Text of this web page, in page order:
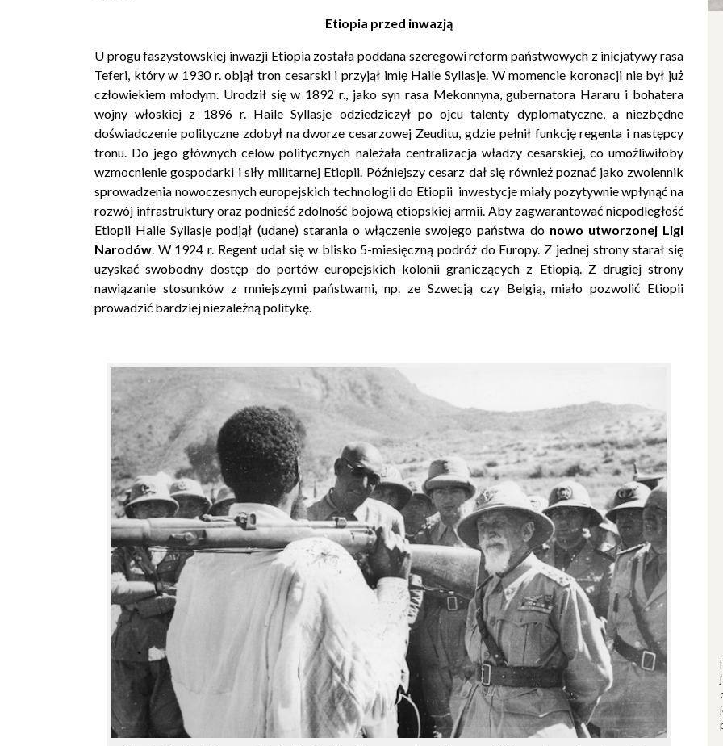
Etiopia przed inwazją
U progu faszystowskiej inwazji Etiopia została poddana szeregowi reform państwowych z inicjatywy rasa
Teferi, który w 1930 r. objął tron cesarski i przyjął imię Haile Syllasje. W momencie koronacji nie był już
człowiekiem młodym. Urodził się w 1892 r., jako syn rasa Mekonnyna, gubernatora Hararu i bohatera
wojny włoskiej z 1896 r. Haile Syllasje odziedziczył po ojcu talenty dyplomatyczne, a niezbędne
doświadczenie polityczne zdobył na dworze cesarzowej Zeuditu, gdzie pełnił funkcję regenta i następcy
tronu. Do jego głównych celów politycznych należała centralizacja władzy cesarskiej, co umożliwiłoby
wzmocnienie gospodarki i siły militarnej Etiopii. Późniejszy cesarz dał się również poznać jako zwolennik
sprowadzenia nowoczesnych europejskich technologii do Etiopii  inwestycje miały pozytywnie wpłynąć na
rozwój infrastruktury oraz podnieść zdolność bojową etiopskiej armii. Aby zagwarantować niepodległość
Etiopii Haile Syllasje podjął (udane) starania o włączenie swojego państwa do nowo utworzonej Ligi
Narodów. W 1924 r. Regent udał się w blisko 5-miesięczną podróż do Europy. Z jednej strony starał się
uzyskać swobodny dostęp do portów europejskich kolonii graniczących z Etiopią. Z drugiej strony
nawiązanie stosunków z mniejszymi państwami, np. ze Szwecją czy Belgią, miało pozwolić Etiopii
prowadzić bardziej niezależną politykę.